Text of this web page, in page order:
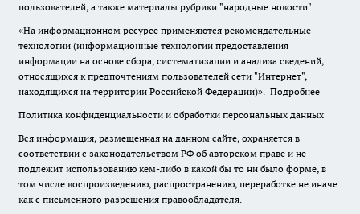
пользователей, а также материалы рубрики "народные новости".
«На информационном ресурсе применяются рекомендательные
технологии (информационные технологии предоставления
информации на основе сбора, систематизации и анализа сведений,
относящихся к предпочтениям пользователей сети "Интернет",
находящихся на территории Российской Федерации)». Подробнее
Политика конфиденциальности и обработки персональных данных
Вся информация, размещенная на данном сайте, охраняется в
соответствии с законодательством РФ об авторском праве и не
подлежит использованию кем-либо в какой бы то ни было форме, в
том числе воспроизведению, распространению, переработке не иначе
как с письменного разрешения правообладателя.